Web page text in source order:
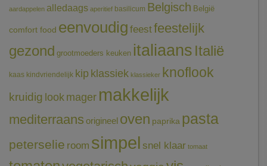
aardappelen alledaags aperitief basilicum Belgisch België
comfort food eenvoudig feestfeestelijk
gezond grootmoeders keuken italiaans Italië
kaas kindvriendelijk kip klassiek klassieker knoflook
kruidig look mager makkelijk
mediterraans origineel oven paprika pasta
peterselie room simpel snel klaar tomaat